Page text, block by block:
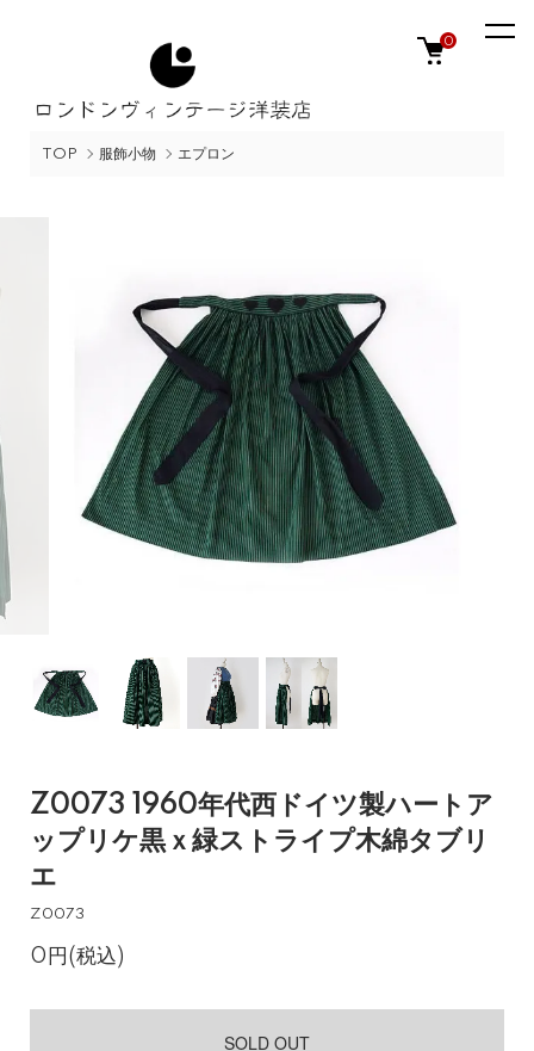
0
TOP 服飾小物 エプロン
Z0073 1960年代西ドイツ製ハートア
ップリケ黒ｘ緑ストライプ木綿タブリ
エ
Z0073
0円(税込)
SOLD OUT